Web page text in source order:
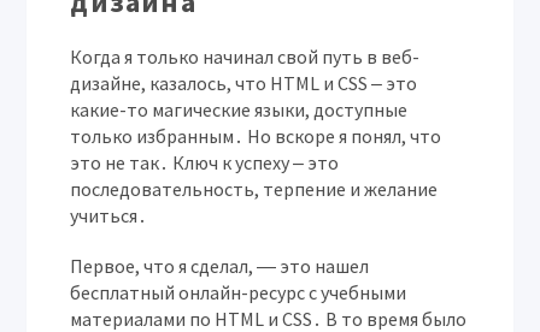
Когда я только начинал свой путь в веб-
дизайне, казалось, что HTML и CSS ‒ это
какие-то магические языки, доступные
только избранным․ Но вскоре я понял, что
это не так․ Ключ к успеху ‒ это
последовательность, терпение и желание
учиться․
Первое, что я сделал, ― это нашел
бесплатный онлайн-ресурс с учебными
материалами по HTML и CSS․ В то время было